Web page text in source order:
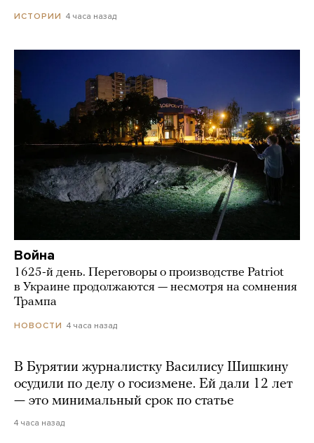
ИСТОРИИ 4 часа назад
Война
1625-й день. Переговоры о производстве Patriot
в Украине продолжаются — несмотря на сомнения
Трампа
НОВОСТИ 4 часа назад
В Бурятии журналистку Василису Шишкину
осудили по делу о госизмене. Ей дали 12 лет
— это минимальный срок по статье
4 часа назад